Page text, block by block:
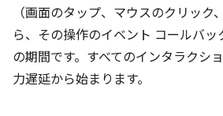
（画面のタップ、マウスのクリック
ら、その操作のイベント コールバッ
の期間です。すべてのインタラクシ
力遅延から始まります。